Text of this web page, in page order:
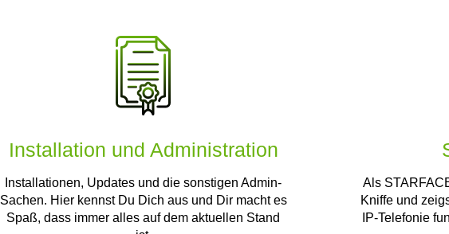
Installation und Administration
Installationen, Updates und die sonstigen Admin-
Sachen. Hier kennst Du Dich aus und Dir macht es
Spaß, dass immer alles auf dem aktuellen Stand
Als
Kniffe und
IP-Telefonie